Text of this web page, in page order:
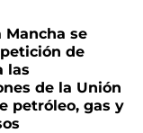
Mancha se
de
las
de la Unión
petróleo, gas y